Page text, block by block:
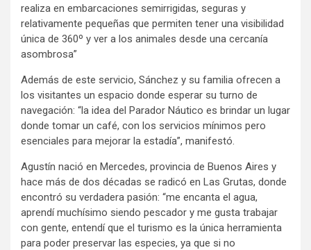
realiza en embarcaciones semirrigidas, seguras y
relativamente pequeñas que permiten tener una visibilidad
única de 360º y ver a los animales desde una cercanía
asombrosa”
Además de este servicio, Sánchez y su familia ofrecen a
los visitantes un espacio donde esperar su turno de
navegación: “la idea del Parador Náutico es brindar un lugar
donde tomar un café, con los servicios mínimos pero
esenciales para mejorar la estadía”, manifestó.
Agustín nació en Mercedes, provincia de Buenos Aires y
hace más de dos décadas se radicó en Las Grutas, donde
encontró su verdadera pasión: “me encanta el agua,
aprendí muchísimo siendo pescador y me gusta trabajar
con gente, entendí que el turismo es la única herramienta
para poder preservar las especies, ya que si no